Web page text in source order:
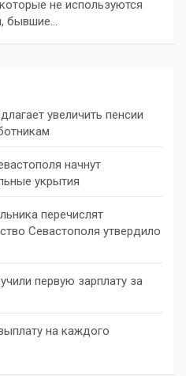
не используются
бывшие…
увеличить пенсии
начнут
укрытия
перечислят
Севастополя утвердило
первую зарплату за
на каждого